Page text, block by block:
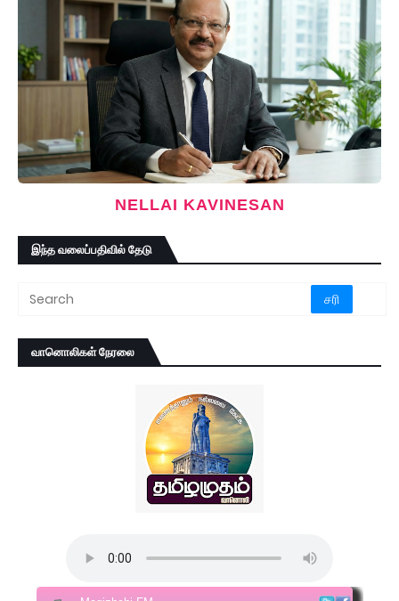
NELLAI KAVINESAN
இந்த வலைப்பதிவில் தேடு
வானொலிகள் நேரலை